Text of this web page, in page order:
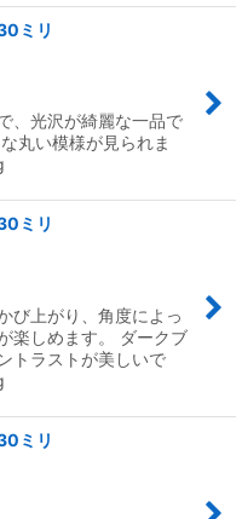
ミリ
、光沢が綺麗な一品で
丸い模様が見られま
ミリ
び上がり、角度によっ
楽しめます。 ダークブ
トラストが美しいで
ミリ